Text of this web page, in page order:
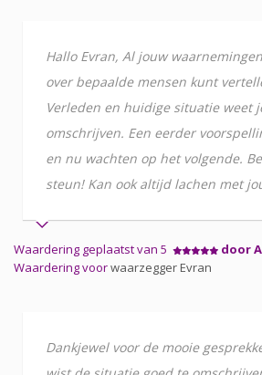
Hallo Evran, Al jouw
over bepaalde mensen kunt
Verleden en huidige situatie weet
omschrijven. Een eerder
en nu wachten op het volgende.
steun! Kan ook altijd lachen met
Waardering geplaatst van 5
door A
Waardering voorwaarzegger Evran
Dankjewel voor de mooie